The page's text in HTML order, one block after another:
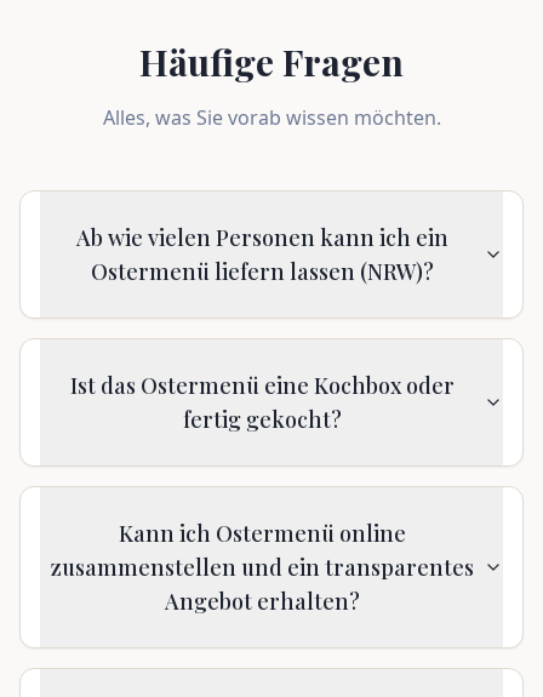
Häufige Fragen
Alles, was Sie vorab wissen möchten.
Ab wie vielen Personen kann ich ein
Ostermenü liefern lassen (NRW)?
Ist das Ostermenü eine Kochbox oder
fertig gekocht?
Kann ich Ostermenü online
zusammenstellen und ein transparentes
Angebot erhalten?